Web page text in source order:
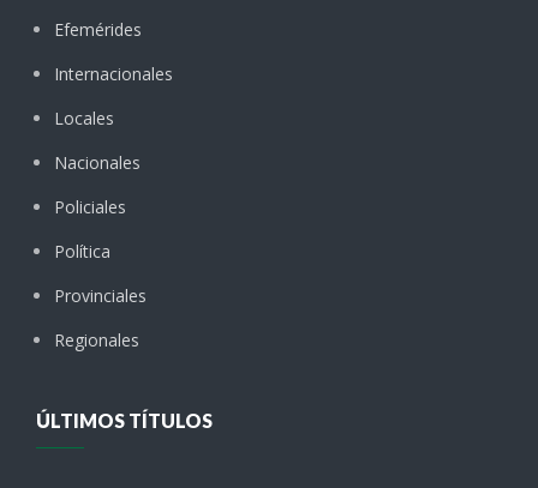
Efemérides
Internacionales
Locales
Nacionales
Policiales
Política
Provinciales
Regionales
ÚLTIMOS TÍTULOS